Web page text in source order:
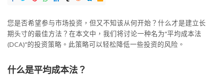
您是否希望参与市场投资，但又不知该从何开始？什么才是建立长
期头寸的最佳方法？在本文中，我们将讨论一种名为“平均成本法
(DCA)”的投资策略。此策略可以轻松降低一些投资的风险。
什么是平均成本法？